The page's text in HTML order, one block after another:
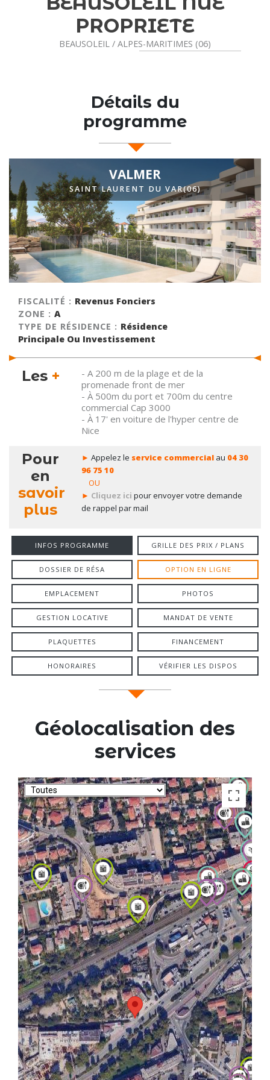
SAINT THIBAULT DES VIGNES
Détails du
programme
VALMER
SAINT LAURENT DU VAR(06)
FISCALITÉ : Revenus Fonciers
ZONE : A
TYPE DE RÉSIDENCE : Résidence
Principale Ou Investissement
Les +
- A 200 m de la plage et de la
promenade front de mer
- À 500m du port et 700m du centre
commercial Cap 3000
- À 17' en voiture de l'hyper centre de
Nice
Pour
en
savoir
plus
► Appelez le service commercial au 04 30
96 75 10
OU
► Cliquez ici pour envoyer votre demande
de rappel par mail
INFOS PROGRAMME GRILLE DES PRIX / PLANS
DOSSIER DE RÉSA OPTION EN LIGNE
EMPLACEMENT PHOTOS
GESTION LOCATIVE MANDAT DE VENTE
PLAQUETTES FINANCEMENT
HONORAIRES VÉRIFIER LES DISPOS
Géolocalisation des
services